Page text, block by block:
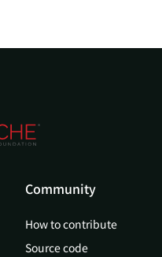
Community
How to contribute
Source code